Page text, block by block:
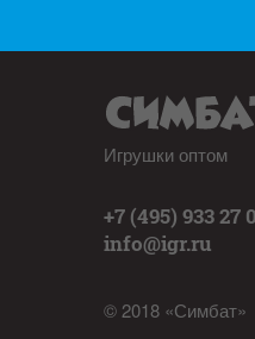
Игрушки оптом
+7 (495) 933 27
info@igr.ru
© 2018 «Симбат»